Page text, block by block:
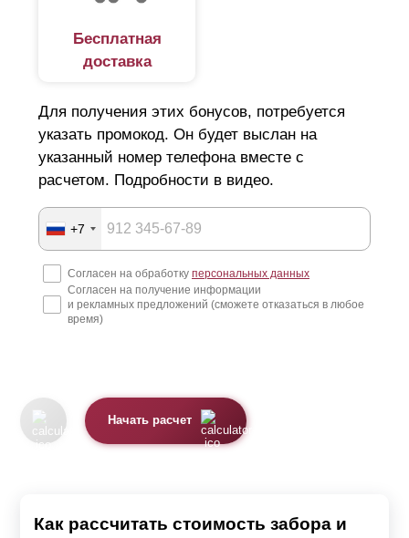
можете ознакомиться с предлагаемыми вариантами.
Бесплатная
доставка
Для получения этих бонусов, потребуется
указать промокод. Он будет выслан на
указанный номер телефона вместе с
расчетом. Подробности в видео.
+7
Согласен на обработку персональных данных
Согласен на получение информации
и рекламных предложений (сможете отказаться в любое
время)
Начать расчет
Как рассчитать стоимость забора и